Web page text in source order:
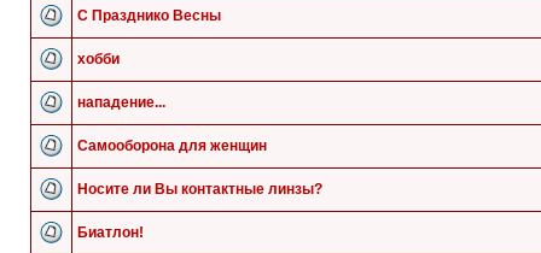
С Празднико Весны
хобби
нападение...
Самооборона для женщин
Носите ли Вы контактные линзы?
Биатлон!